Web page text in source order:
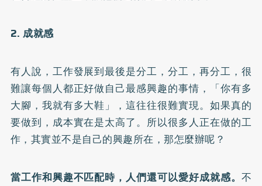
2. 成就感
有人說，工作發展到最後是分工，分工，再分工，很
難讓每個人都正好做自己最感興趣的事情，「你有多
大腳，我就有多大鞋」，這往往很難實現。如果真的
要做到，成本實在是太高了。所以很多人正在做的工
作，其實並不是自己的興趣所在，那怎麼辦呢？
當工作和興趣不匹配時，人們還可以愛好成就感。 不